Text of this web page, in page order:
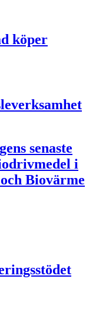
köper
senaste
i
Biovärme